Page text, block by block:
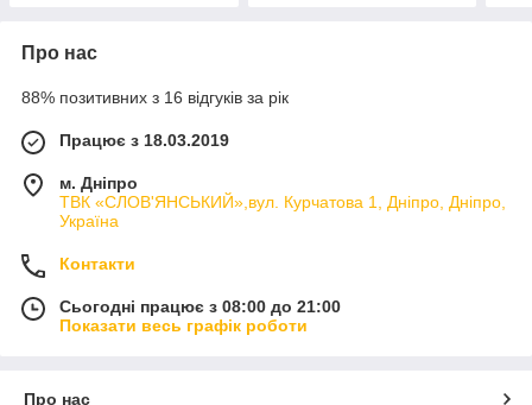
Про нас
88% позитивних з 16 відгуків за рік
Працює з 18.03.2019
м. Дніпро
ТВК «СЛОВ'ЯНСЬКИЙ»,вул. Курчатова 1, Дніпро, Дніпро,
Україна
Контакти
Сьогодні працює з 08:00 до 21:00
Показати весь графік роботи
Про нас